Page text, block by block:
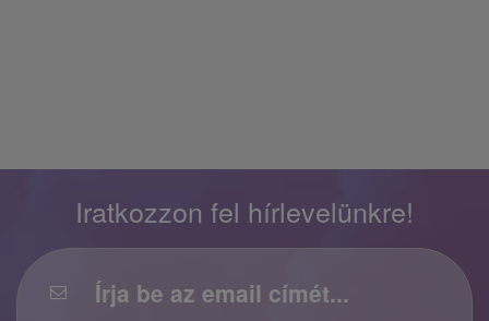
Iratkozzon fel hírlevelünkre!